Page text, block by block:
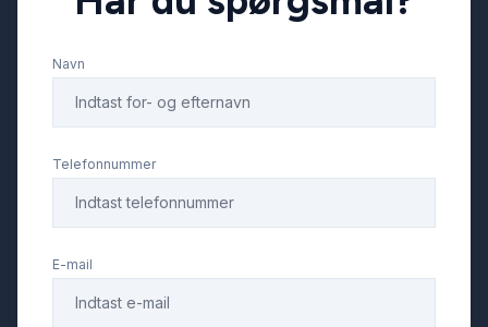
Navn
Telefonnummer
E-mail